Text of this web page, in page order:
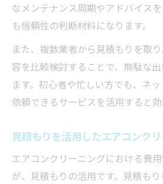
なメンテナンス周期やアドバイス
も信頼性の判断材料になります。
また、複数業者から見積もりを取
容を比較検討することで、無駄な
ます。初心者や忙しい方でも、ネ
依頼できるサービスを活用すると効
見積もりを活用したエアコンク
エアコンクリーニングにおける費
が、見積もりの活用です。見積も